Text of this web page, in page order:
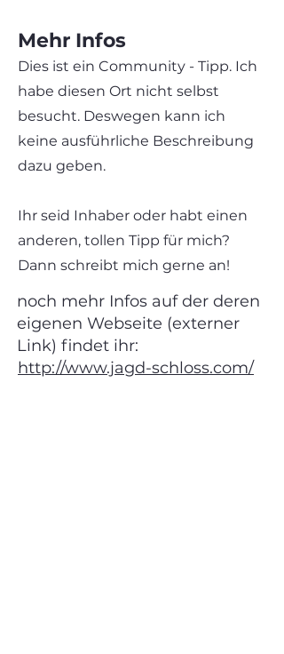
Mehr Infos
Dies ist ein Community - Tipp. Ich
habe diesen Ort nicht selbst
besucht. Deswegen kann ich
keine ausführliche Beschreibung
dazu geben.
Ihr seid Inhaber oder habt einen
anderen, tollen Tipp für mich?
Dann schreibt mich gerne an!
noch mehr Infos auf der deren
eigenen Webseite (externer
Link) findet ihr:
http://www.jagd-schloss.com/